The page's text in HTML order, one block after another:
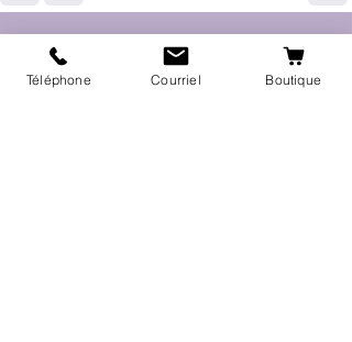
Posts récents Voir tout
Téléphone Courriel Boutique